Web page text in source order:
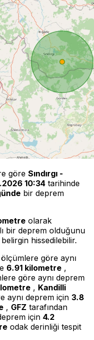
göre Sındırgı -
10:34 tarihinde
bir deprem
olarak
bir deprem olduğunu
hissedilebilir.
göre aynı
6.91 kilometre ,
göre aynı deprem
, Kandilli
aynı deprem için 3.8
, GFZ tarafından
için 4.2
odak derinliği tespit